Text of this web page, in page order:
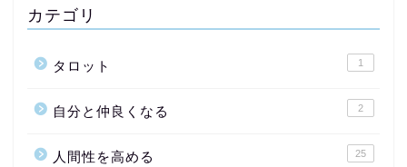
カテゴリ
タロット 1
自分と仲良くなる 2
人間性を高める 25